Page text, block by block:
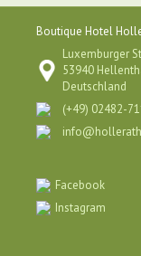
Boutique Hotel
Luxemburger
53940
Deutschland
(+49) 02482-
Facebook
Instagram